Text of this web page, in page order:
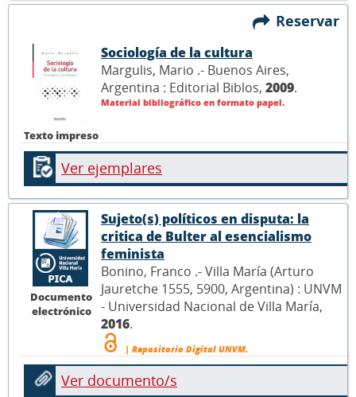
Reservar
Texto impreso
Sociología de la cultura
Margulis, Mario .- Buenos Aires,
Argentina : Editorial Biblos, 2009.
Material bibliográfico en formato papel.
Ver ejemplares
Documento
electrónico
Sujeto(s) políticos en disputa: la
critica de Bulter al esencialismo
feminista
Bonino, Franco .- Villa María (Arturo
Jauretche 1555, 5900, Argentina) : UNVM
- Universidad Nacional de Villa María,
2016.
| Repositorio Digital UNVM.
Ver documento/s